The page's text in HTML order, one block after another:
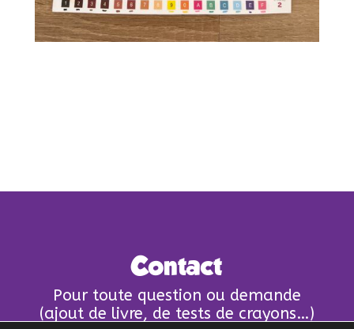
Contact
Pour toute question ou demande
(ajout de livre, de tests de crayons…)